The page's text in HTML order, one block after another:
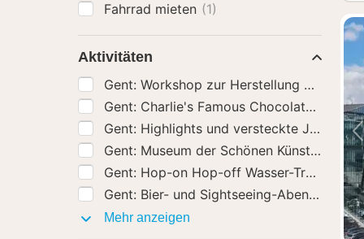
Fahrrad mieten (1)
Aktivitäten
Gent: Charlie's Famous Chocolate Tour
Gent: Hop-on Hop-off Wasser-Tramway
Gent: Bier- und Sightseeing-Abenteuer(5)
Mehr anzeigen